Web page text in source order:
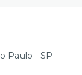
Paulo - SP